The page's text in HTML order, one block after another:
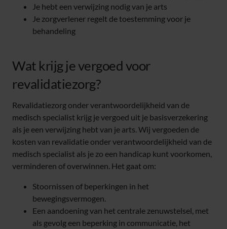
Je hebt een verwijzing nodig van je arts
Je zorgverlener regelt de toestemming voor je
behandeling
Wat krijg je vergoed voor
revalidatiezorg?
Revalidatiezorg onder verantwoordelijkheid van de
medisch specialist krijg je vergoed uit je basisverzekering
als je een verwijzing hebt van je arts. Wij vergoeden de
kosten van revalidatie onder verantwoordelijkheid van de
medisch specialist als je zo een handicap kunt voorkomen,
verminderen of overwinnen. Het gaat om:
Stoornissen of beperkingen in het
bewegingsvermogen.
Een aandoening van het centrale zenuwstelsel, met
als gevolg een beperking in communicatie, het